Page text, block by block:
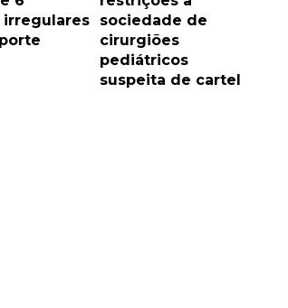
sociedade de
cirurgiões
pediátricos
suspeita de cartel